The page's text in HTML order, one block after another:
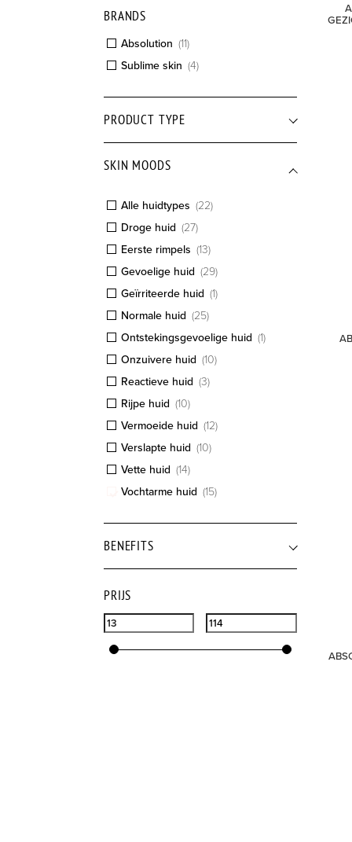
BRANDS
Absolution (11)
Sublime skin (4)
PRODUCT TYPE
SKIN MOODS
Alle huidtypes (22)
Droge huid (27)
Eerste rimpels (13)
Gevoelige huid (29)
Geïrriteerde huid (1)
Normale huid (25)
Ontstekingsgevoelige huid (1)
Onzuivere huid (10)
Reactieve huid (3)
Rijpe huid (10)
Vermoeide huid (12)
Verslapte huid (10)
Vette huid (14)
Vochtarme huid (15)
BENEFITS
PRIJS